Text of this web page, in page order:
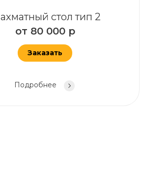
стол тип 2
от 80 000 р
Заказать
Подробнее